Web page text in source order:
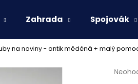
Zahrada Spojovák
na noviny - antik měděná + malý
Co potřebujete najít?